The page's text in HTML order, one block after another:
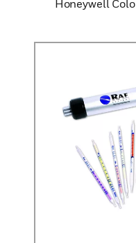
Honeywell